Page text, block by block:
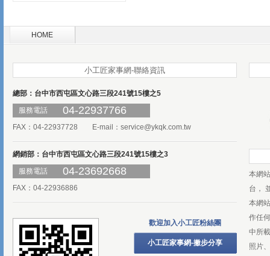
HOME
小工匠家事網-聯絡資訊
總部：台中市西屯區文心路三段241號15樓之5
服務電話
04-22937766
FAX：04-22937728 E-mail： service@ykqk.com.tw
網銷部：台中市西屯區文心路三段241號15樓之3
服務電話
04-23692668
FAX：04-22936886
歡迎加入小工匠粉絲團
小工匠家事網-撇步分享
本網
台，
本網
作任
中所
照片